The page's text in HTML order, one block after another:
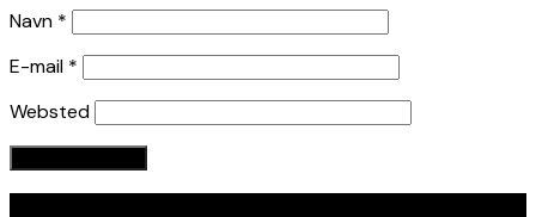
Navn *
E-mail *
Websted